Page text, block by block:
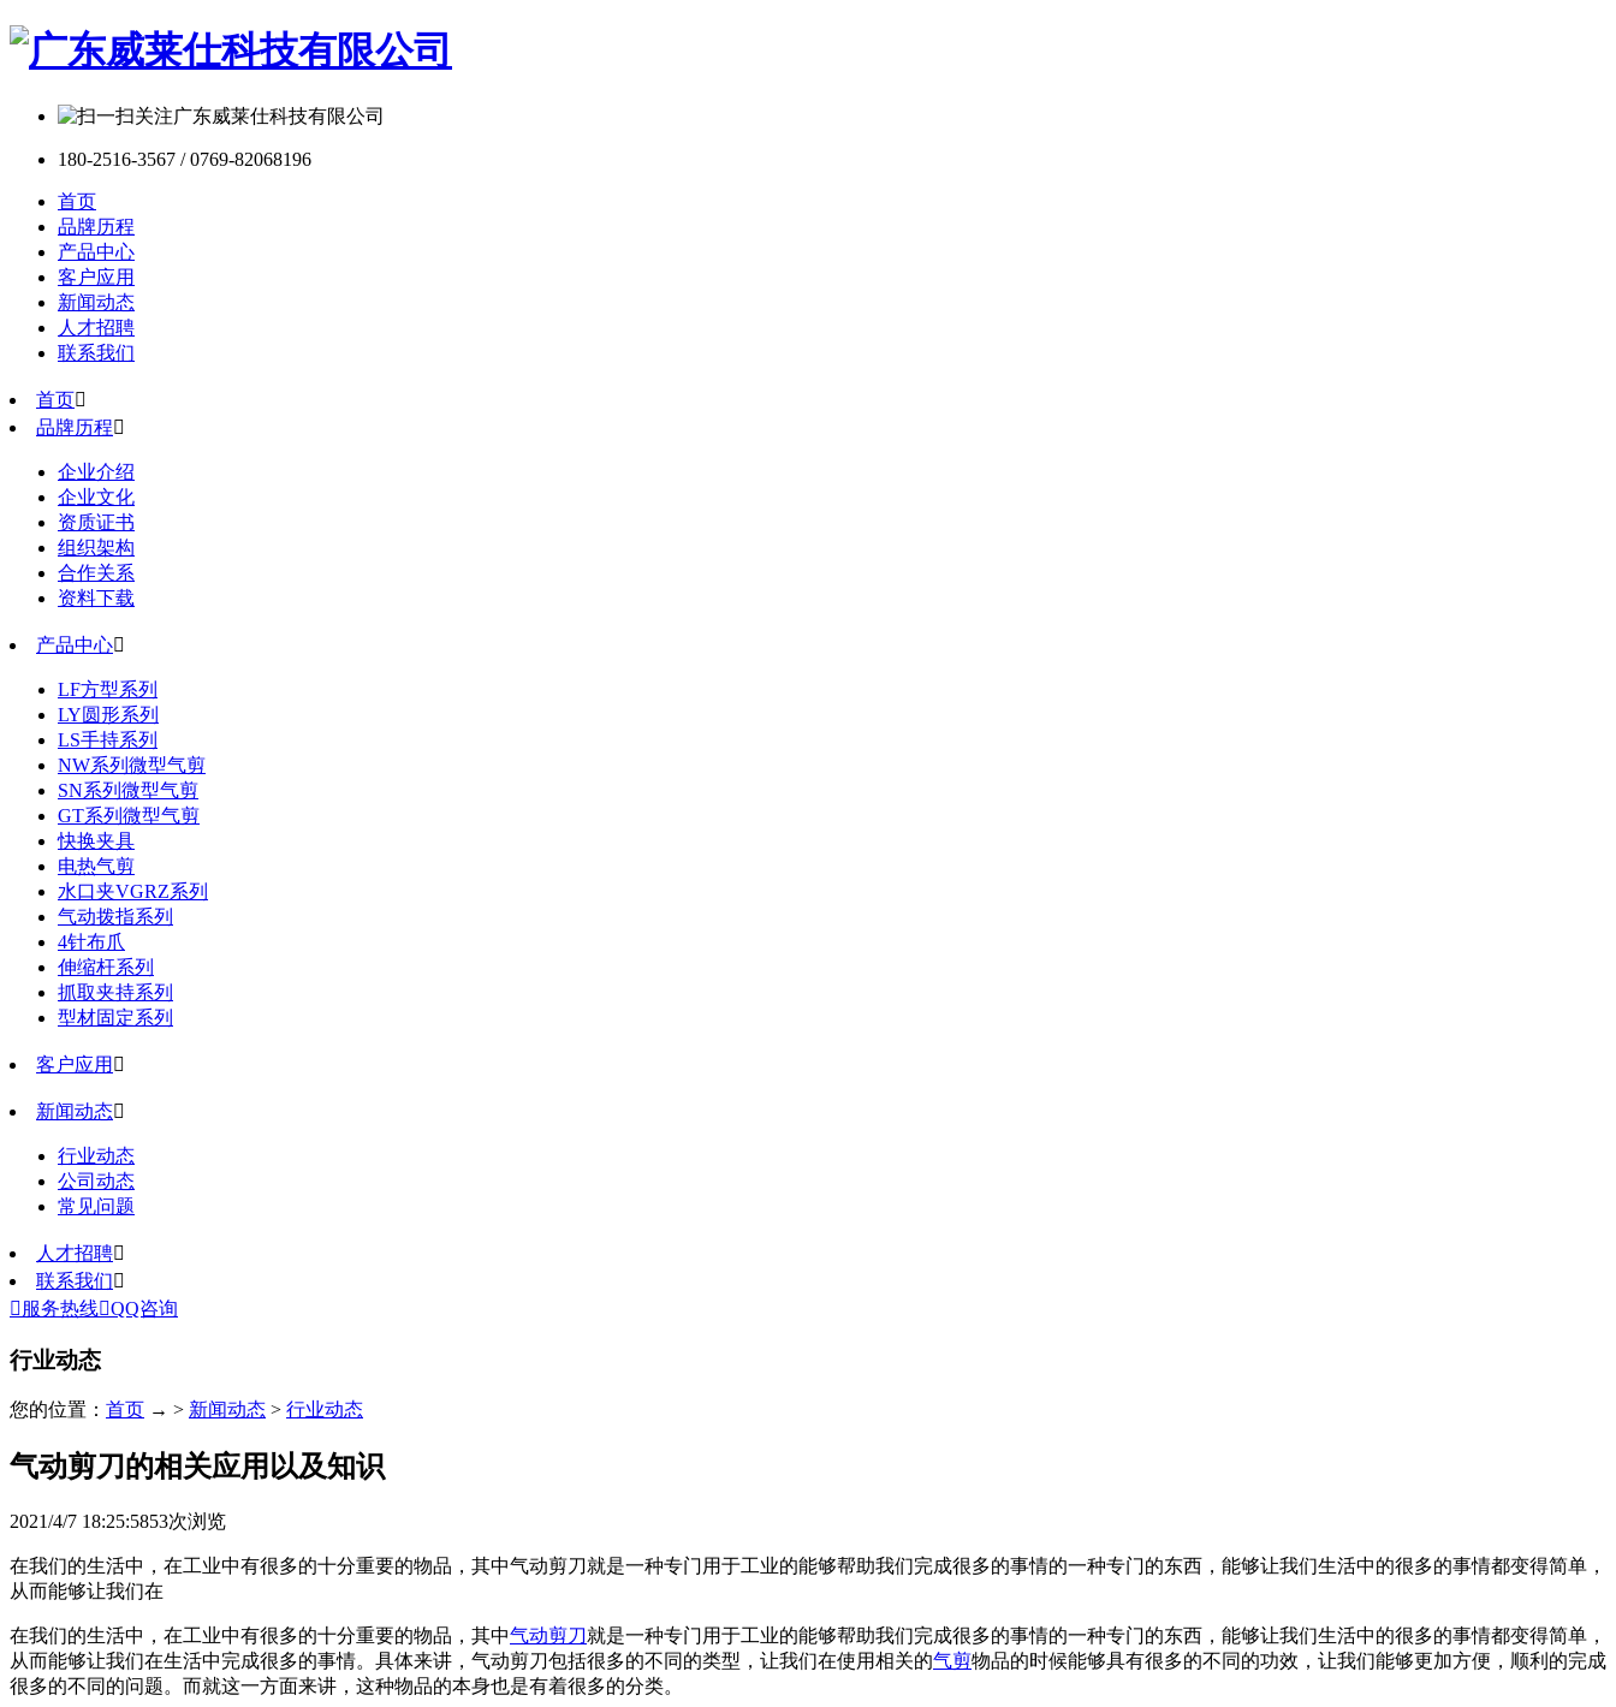
180-2516-3567 / 0769-82068196
首页
品牌历程
产品中心
客户应用
新闻动态
人才招聘
联系我们
首页
品牌历程
企业介绍
企业文化
资质证书
组织架构
合作关系
资料下载
产品中心
LF方型系列
LY圆形系列
LS手持系列
NW系列微型气剪
SN系列微型气剪
GT系列微型气剪
快换夹具
电热气剪
水口夹VGRZ系列
气动拨指系列
4针布爪
伸缩杆系列
抓取夹持系列
型材固定系列
客户应用 
新闻动态
行业动态
公司动态
常见问题
人才招聘
联系我们
 服务热线QQ咨询
行业动态
您的位置： 首页 → > 新闻动态 > 行业动态
气动剪刀的相关应用以及知识
2021/4/7 18:25:5853次浏览
在我们的生活中，在工业中有很多的十分重要的物品，其中气动剪刀就是一种专门用于工业的能够帮助我们完成很多的事情的一种专门的东西，能够让我们生活中的很多的事情都变得简单，
从而能够让我们在
在我们的生活中，在工业中有很多的十分重要的物品，其中气动剪刀就是一种专门用于工业的能够帮助我们完成很多的事情的一种专门的东西，能够让我们生活中的很多的事情都变得简单，
从而能够让我们在生活中完成很多的事情。具体来讲， 气动剪刀包括很多的不同的类型，让我们在使用相关的气剪物品的时候能够具有很多的不同的功效，让我们能够更加方便，顺利的完成
很多的不同的问题。而就这一方面来讲，这种物品的本身也是有着很多的分类。